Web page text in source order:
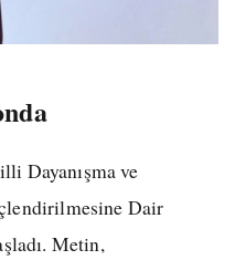
Dayanışma ve
Dair
Metin,